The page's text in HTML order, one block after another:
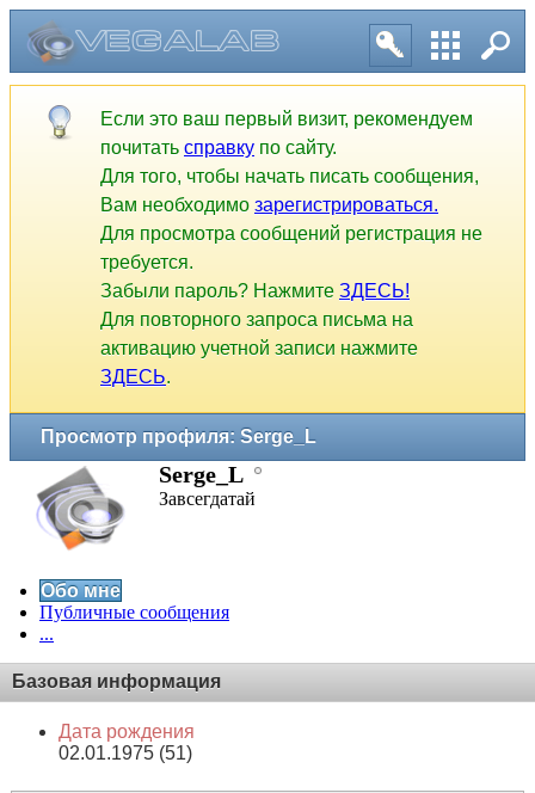
Если это ваш первый визит, рекомендуем
почитать справку по сайту.
Для того, чтобы начать писать сообщения,
Вам необходимо зарегистрироваться.
Для просмотра сообщений регистрация не
требуется.
Забыли пароль? Нажмите ЗДЕСЬ!
Для повторного запроса письма на
активацию учетной записи нажмите
ЗДЕСЬ.
Просмотр профиля: Serge_L
Serge_L
Завсегдатай
Обо мне
Публичные сообщения
...
Базовая информация
Дата рождения
02.01.1975 (51)